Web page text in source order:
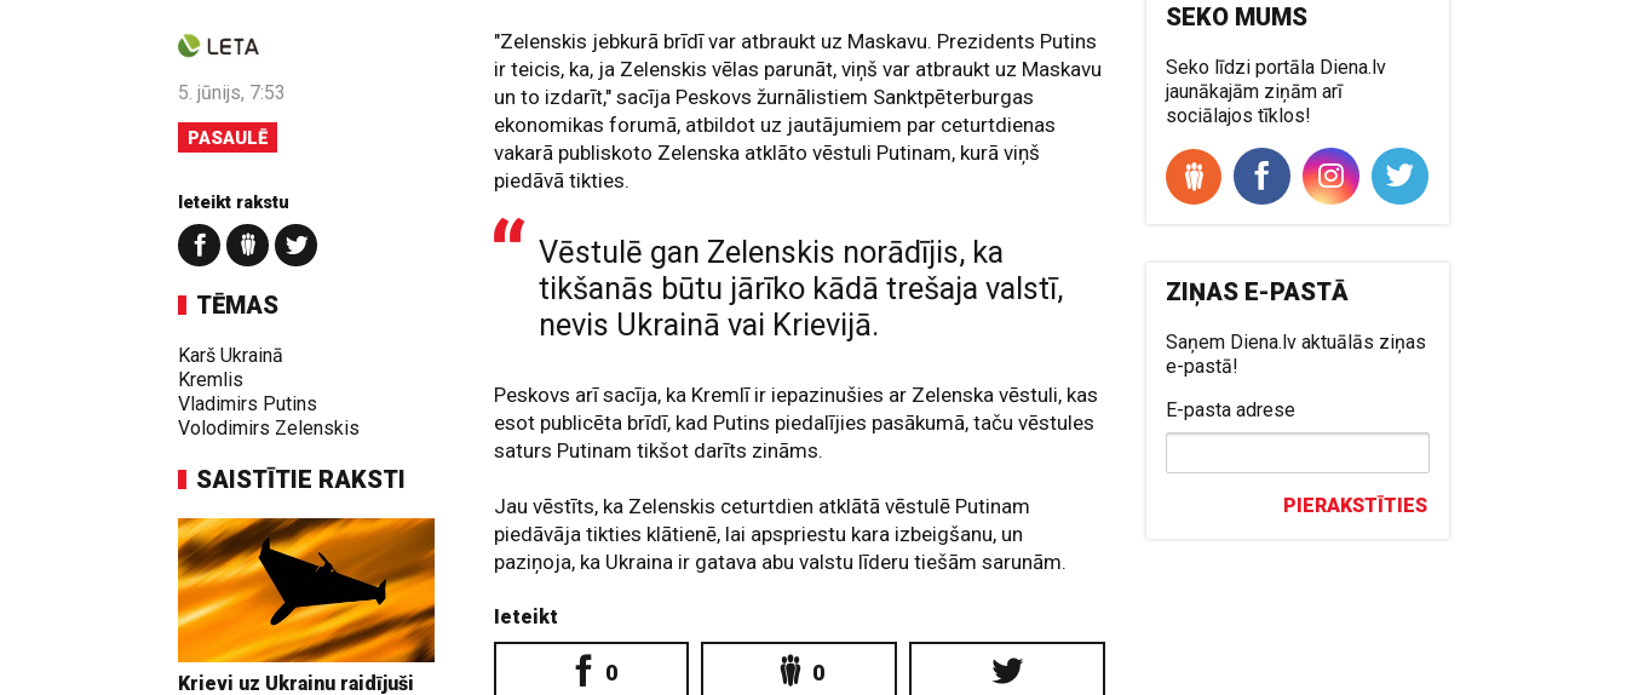
5. jūnijs, 7:53
PASAULĒ
Ieteikt rakstu
TĒMAS
Karš Ukrainā
Kremlis
Vladimirs Putins
Volodimirs Zelenskis
SAISTĪTIE RAKSTI
Krievi uz Ukrainu raidījuši
"Zelenskis jebkurā brīdī var atbraukt uz Maskavu. Prezidents Putins
ir teicis, ka, ja Zelenskis vēlas parunāt, viņš var atbraukt uz Maskavu
un to izdarīt," sacīja Peskovs žurnālistiem Sanktpēterburgas
ekonomikas forumā, atbildot uz jautājumiem par ceturtdienas
vakarā publiskoto Zelenska atklāto vēstuli Putinam, kurā viņš
piedāvā tikties.
Vēstulē gan Zelenskis norādījis, ka
tikšanās būtu jārīko kādā trešaja valstī,
nevis Ukrainā vai Krievijā.
Peskovs arī sacīja, ka Kremlī ir iepazinušies ar Zelenska vēstuli, kas
esot publicēta brīdī, kad Putins piedalījies pasākumā, taču vēstules
saturs Putinam tikšot darīts zināms.
Jau vēstīts, ka Zelenskis ceturtdien atklātā vēstulē Putinam
piedāvāja tikties klātienē, lai apspriestu kara izbeigšanu, un
paziņoja, ka Ukraina ir gatava abu valstu līderu tiešām sarunām.
Ieteikt
0 0
SEKO MUMS
Seko līdzi portāla Diena.lv
jaunākajām ziņām arī
sociālajos tīklos!
ZIŅAS E-PASTĀ
Saņem Diena.lv aktuālās ziņas
e-pastā!
E-pasta adrese
PIERAKSTĪTIES